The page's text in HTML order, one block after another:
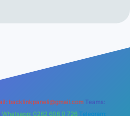
elexbetgiris.org
backlinkpaneli@gmail.com Teams:
Whatsapp: 0262 606 0 726 Telegram: